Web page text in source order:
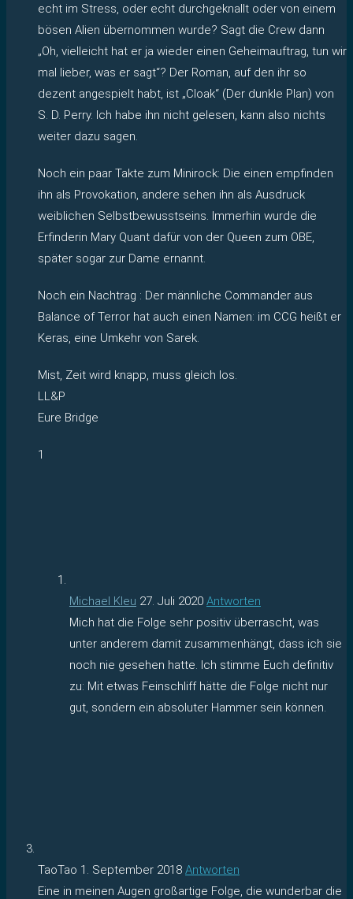
echt im Stress, oder echt durchgeknallt oder von einem
bösen Alien übernommen wurde? Sagt die Crew dann
„Oh, vielleicht hat er ja wieder einen Geheimauftrag, tun wir
mal lieber, was er sagt“? Der Roman, auf den ihr so
dezent angespielt habt, ist „Cloak“ (Der dunkle Plan) von
S. D. Perry. Ich habe ihn nicht gelesen, kann also nichts
weiter dazu sagen.
Noch ein paar Takte zum Minirock: Die einen empfinden
ihn als Provokation, andere sehen ihn als Ausdruck
weiblichen Selbstbewusstseins. Immerhin wurde die
Erfinderin Mary Quant dafür von der Queen zum OBE,
später sogar zur Dame ernannt.
Noch ein Nachtrag : Der männliche Commander aus
Balance of Terror hat auch einen Namen: im CCG heißt er
Keras, eine Umkehr von Sarek.
Mist, Zeit wird knapp, muss gleich los.
LL&P
Eure Bridge
1
Michael Kleu 27. Juli 2020 Antworten
Mich hat die Folge sehr positiv überrascht, was
unter anderem damit zusammenhängt, dass ich sie
noch nie gesehen hatte. Ich stimme Euch definitiv
zu: Mit etwas Feinschliff hätte die Folge nicht nur
gut, sondern ein absoluter Hammer sein können.
TaoTao 1. September 2018 Antworten
Eine in meinen Augen großartige Folge, die wunderbar die